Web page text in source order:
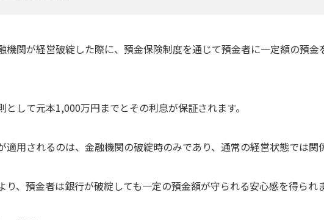
機関が経営破綻した際に、預金保険制度を通じて預金者に一定額の預
として元本1,000万円までとその利息が保証されます。
適用されるのは、金融機関の破綻時のみであり、通常の経営状態では関
り、預金者は銀行が破綻しても一定の預金額が守られる安心感を得られ